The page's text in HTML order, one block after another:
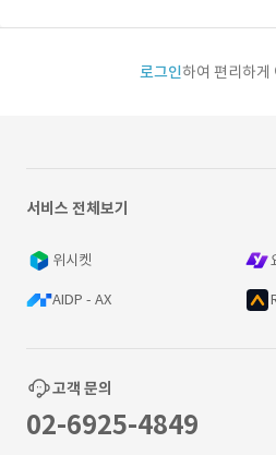
로그인하여 편리하게
서비스 전체보기
위시켓
AIDP - AX
고객 문의
02-6925-4849